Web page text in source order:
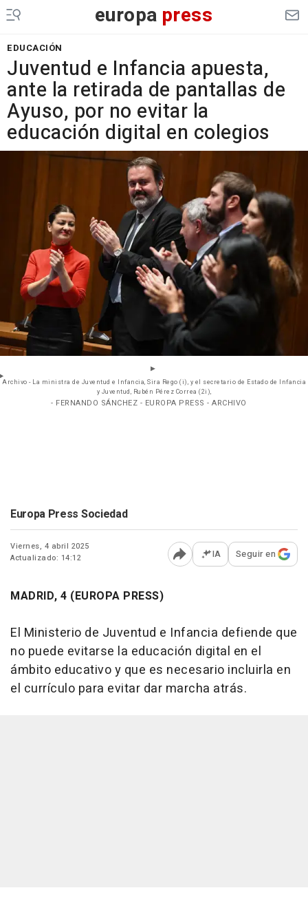
europa press
EDUCACIÓN
Juventud e Infancia apuesta,
ante la retirada de pantallas de
Ayuso, por no evitar la
educación digital en colegios
Archivo - La ministra de Juventud e Infancia, Sira Rego (i), y el secretario de Estado de Infancia
y Juventud, Rubén Pérez Correa (2i),
- FERNANDO SÁNCHEZ - EUROPA PRESS - ARCHIVO
Europa Press Sociedad
Viernes, 4 abril 2025
Actualizado: 14:12
Abrir opciones para
IA Seguir en
MADRID, 4 (EUROPA PRESS)
El Ministerio de Juventud e Infancia defiende que
no puede evitarse la educación digital en el
ámbito educativo y que es necesario incluirla en
el currículo para evitar dar marcha atrás.